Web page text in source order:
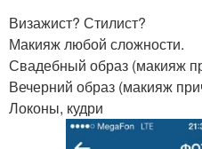
Визажист? Стилист?
Макияж любой сложности.
Свадебный образ (макияж
Вечерний образ (макияж
Локоны, кудри